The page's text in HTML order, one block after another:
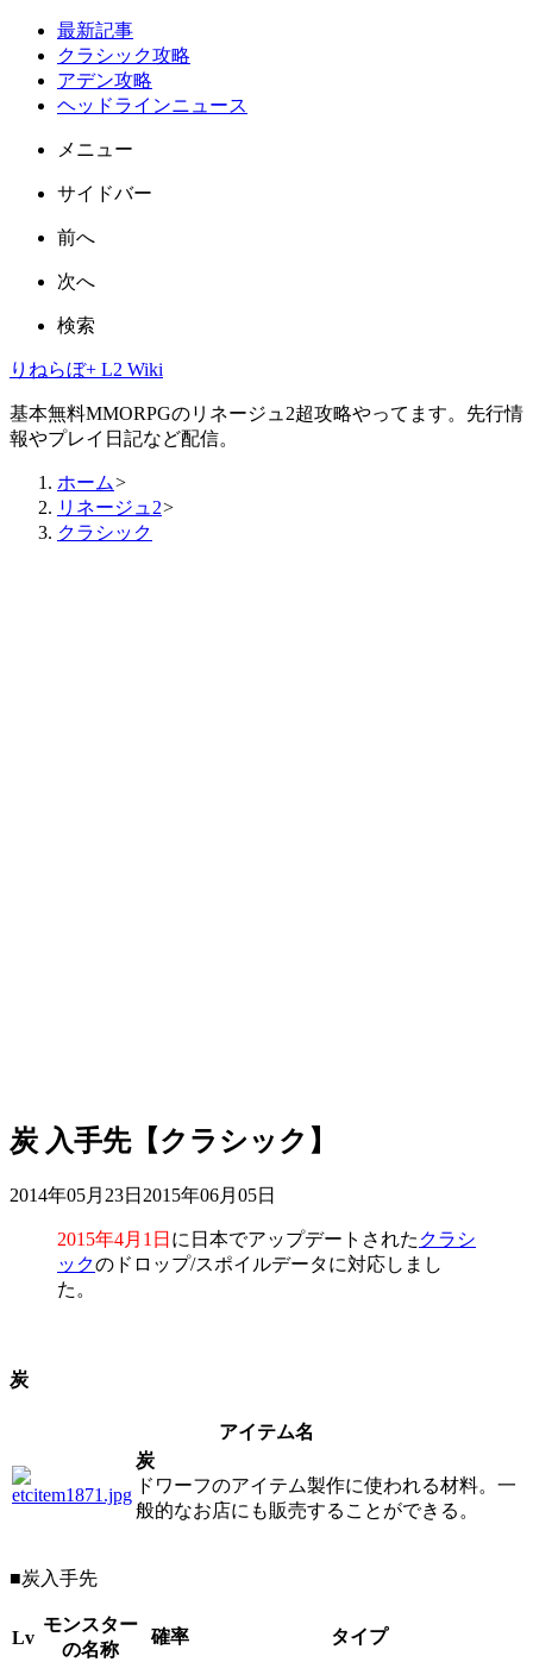
最新記事
クラシック攻略
アデン攻略
ヘッドラインニュース
メニュー
サイドバー
前へ
次へ
検索
りねらぼ+ L2 Wiki
基本無料MMORPGのリネージュ2超攻略やってます。先行情
報やプレイ日記など配信。
ホーム>
リネージュ2>
クラシック
炭 入手先【クラシック】
2014年05月23日 2015年06月05日
2015年4月1日 に日本でアップデートされた クラシ
ックのドロップ/スポイルデータに対応しまし
た。
炭
アイテム名
炭
ドワーフのアイテム製作に使われる材料。一
般的なお店にも販売することができる。
■炭入手先
Lv
モンスター
の名称
確率 タイプ